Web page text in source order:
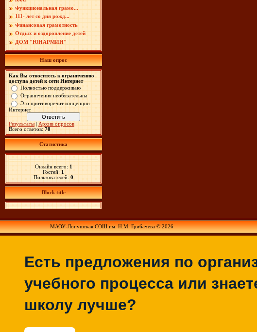
Функциональная грамо...
111- лет со дня рожд...
Финансовая грамотность
Отдых и оздоровление детей
ДОМ "ЮНАРМИИ"
Наш опрос
Как Вы относитесь к ограничению
доступа детей к сети Интернет
Полностью поддерживаю
Ограничения необязательны
Это противоречит концепции
Интернет
Результаты
Архив опросов
Всего ответов: 70
Статистика
Онлайн всего: 1
Гостей: 1
Пользователей: 0
Block title
МАОУ-Лопушская СОШ им. Н.М. Грибачева © 2026
Есть предложения по
учебного процесса или
школу лучше?